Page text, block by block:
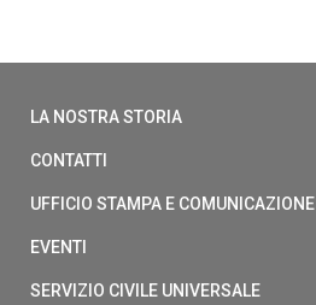
LA NOSTRA STORIA
CONTATTI
UFFICIO STAMPA E COMUNICAZIONE
EVENTI
SERVIZIO CIVILE UNIVERSALE